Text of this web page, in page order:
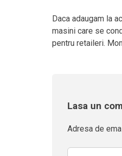
Daca adaugam la
masini care se
pentru retaileri.
Lasa un
Adresa de